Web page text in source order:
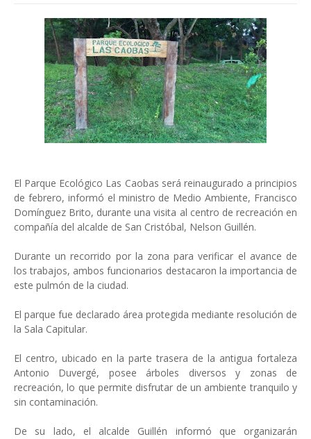
El Parque Ecológico Las Caobas será reinaugurado a principios
de febrero, informó el ministro de Medio Ambiente, Francisco
Domínguez Brito, durante una visita al centro de recreación en
compañía del alcalde de San Cristóbal, Nelson Guillén.
Durante un recorrido por la zona para verificar el avance de
los trabajos, ambos funcionarios destacaron la importancia de
este pulmón de la ciudad.
El parque fue declarado área protegida mediante resolución de
la Sala Capitular.
El centro, ubicado en la parte trasera de la antigua fortaleza
Antonio Duvergé, posee árboles diversos y zonas de
recreación, lo que permite disfrutar de un ambiente tranquilo y
sin contaminación.
De su lado, el alcalde Guillén informó que organizarán